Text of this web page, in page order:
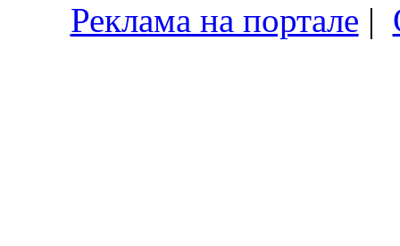
Реклама на портале |